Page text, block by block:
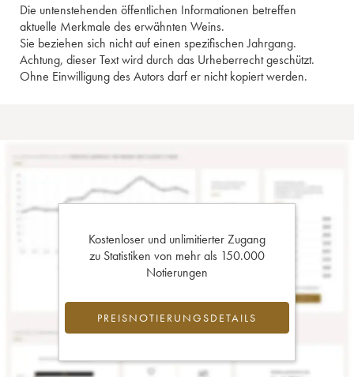
Die untenstehenden öffentlichen Informationen betreffen
aktuelle Merkmale des erwähnten Weins.
Sie beziehen sich nicht auf einen spezifischen Jahrgang.
Achtung, dieser Text wird durch das Urheberrecht geschützt.
Ohne Einwilligung des Autors darf er nicht kopiert werden.
Kostenloser und unlimitierter Zugang
zu Statistiken von mehr als 150.000
Notierungen
PREISNOTIERUNGSDETAILS